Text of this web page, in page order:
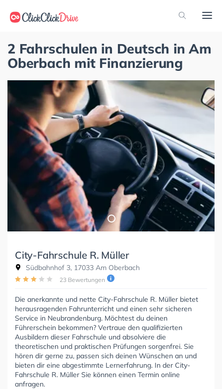
2 Fahrschulen in Deutsch in Am
Oberbach mit Finanzierung
City-Fahrschule R. Müller
Südbahnhof 3, 17033 Am Oberbach
23 Bewertungen
Die anerkannte und nette City-Fahrschule R. Müller bietet
herausragenden Fahrunterricht und einen sehr sicheren
Service in Neubrandenburg. Möchtest du deinen
Führerschein bekommen? Vertraue den qualifizierten
Ausbildern dieser Fahrschule und absolviere die
theoretischen und praktischen Prüfungen sorgenfrei. Sie
hören dir gerne zu, passen sich deinen Wünschen an und
bieten dir eine abgestimmte Lernerfahrung. In der City-
Fahrschule R. Müller Sie können einen Termin online
anfragen.